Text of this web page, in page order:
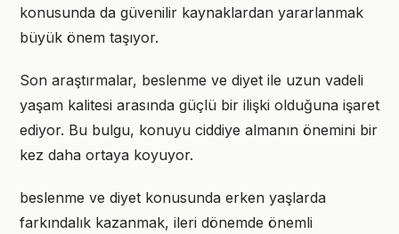
konusunda da güvenilir kaynaklardan yararlanmak
büyük önem taşıyor.
Son araştırmalar, beslenme ve diyet ile uzun vadeli
yaşam kalitesi arasında güçlü bir ilişki olduğuna işaret
ediyor. Bu bulgu, konuyu ciddiye almanın önemini bir
kez daha ortaya koyuyor.
beslenme ve diyet konusunda erken yaşlarda
farkındalık kazanmak, ileri dönemde önemli